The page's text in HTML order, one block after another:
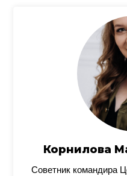
Корнилова
Советник командира